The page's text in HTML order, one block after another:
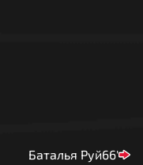
66'
Баталья Руй